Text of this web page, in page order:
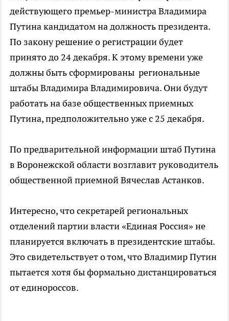
действующего премьер-министра Владимира
Путина кандидатом на должность президента.
По закону решение о регистрации будет
принято до 24 декабря. К этому времени уже
должны быть сформированы региональные
штабы Владимира Владимировича. Они будут
работать на базе общественных приемных
Путина, предположительно уже с 25 декабря.
По предварительной информации штаб Путина
в Воронежской области возглавит руководитель
общественной приемной Вячеслав Астанков.
Интересно, что секретарей региональных
отделений партии власти «Единая Россия» не
планируется включать в президентские штабы.
Это свидетельствует о том, что Владимир Путин
пытается хотя бы формально дистанцироваться
от единороссов.